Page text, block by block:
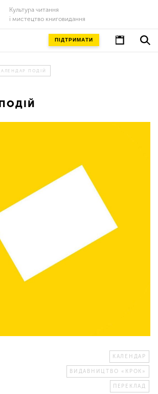
Культура читання
і мистецтво книговидання
ПІДТРИМАТИ
ПОДІЙ
КАЛЕНДАР
ВИДАВНИЦТВО «КРОК»
ПЕРЕКЛАД